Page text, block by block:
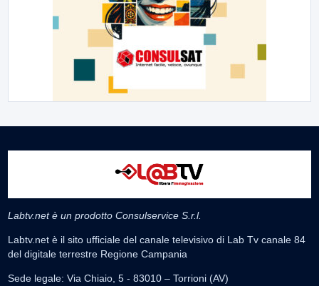
Labtv.net è un prodotto Consulservice S.r.l.
Labtv.net è il sito ufficiale del canale televisivo di Lab Tv canale 84
del digitale terrestre Regione Campania
Sede legale: Via Chiaio, 5 - 83010 – Torrioni (AV)